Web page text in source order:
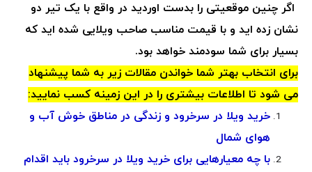
اگر چنین موقعیتی را بدست اوردید در واقع با یک تیر دو
نشان زده اید و با قیمت مناسب صاحب ویلایی شده اید که
بسیار برای شما سودمند خواهد بود.
برای انتخاب بهتر شما خواندن مقالات زیر به شما پیشنهاد
می شود تا اطلاعات بیشتری را در این زمینه کسب نمایید:
خرید ویلا در سرخرود و زندگی در مناطق خوش آب و
هوای شمال
با چه معیارهایی برای خرید ویلا در سرخرود باید اقدام